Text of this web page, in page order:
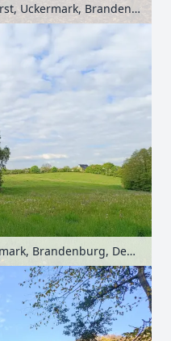
Buchenwald im Grumsiner Forst, Uckermark, Brandenburg, Deutschland
Wiesen bei Louisenhof, Uckermark, Brandenburg, Deutschland